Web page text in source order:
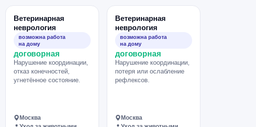
Ветеринарная
неврология
возможна работа
на дому
договорная
Нарушение координации,
отказ конечностей,
угнетённое состояние.
Москва
Ветеринарная
неврология
возможна работа
на дому
договорная
Нарушение координации,
потеря или ослабление
рефлексов.
Москва